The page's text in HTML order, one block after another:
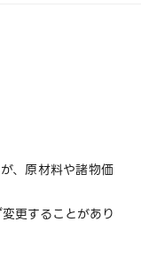
、原材料や諸物価
更することがあり